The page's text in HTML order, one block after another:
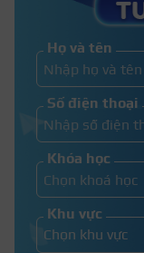
Họ và tên
Số điện thoại
Khóa học
Khu vực